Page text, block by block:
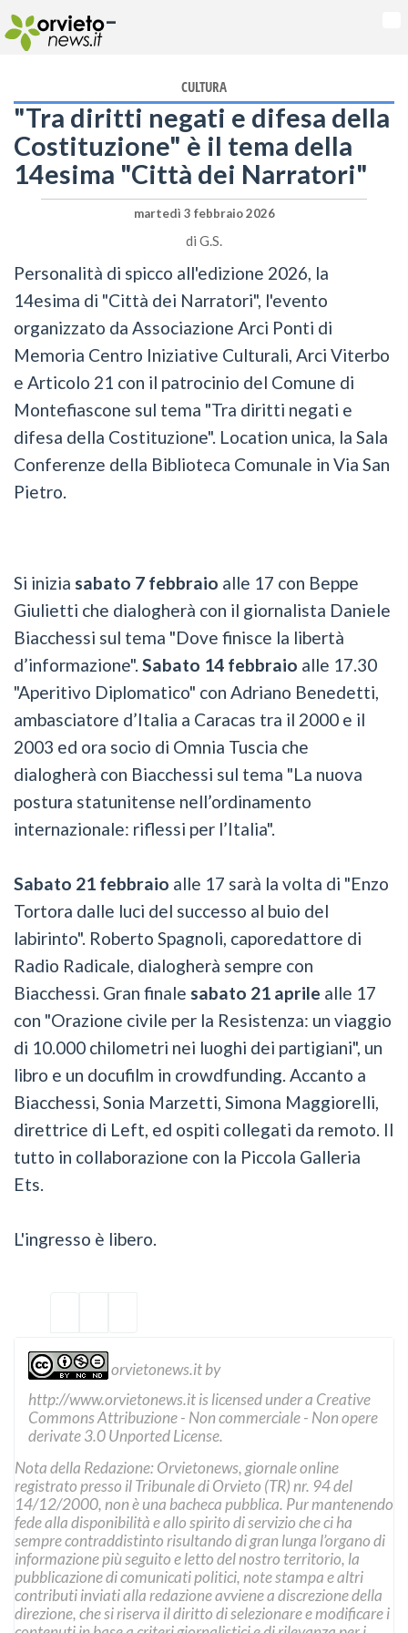
-
CULTURA
"Tra diritti negati e difesa della
Costituzione" è il tema della
14esima "Città dei Narratori"
martedì 3 febbraio 2026
di G.S.
Personalità di spicco all'edizione 2026, la
14esima di "Città dei Narratori", l'evento
organizzato da Associazione Arci Ponti di
Memoria Centro Iniziative Culturali, Arci Viterbo
e Articolo 21 con il patrocinio del Comune di
Montefiascone sul tema "Tra diritti negati e
difesa della Costituzione". Location unica, la Sala
Conferenze della Biblioteca Comunale in Via San
Pietro.
Si inizia sabato 7 febbraio alle 17 con Beppe
Giulietti che dialogherà con il giornalista Daniele
Biacchessi sul tema "Dove finisce la libertà
d’informazione". Sabato 14 febbraio alle 17.30
"Aperitivo Diplomatico" con Adriano Benedetti,
ambasciatore d’Italia a Caracas tra il 2000 e il
2003 ed ora socio di Omnia Tuscia che
dialogherà con Biacchessi sul tema "La nuova
postura statunitense nell’ordinamento
internazionale: riflessi per l’Italia".
Sabato 21 febbraio alle 17 sarà la volta di "Enzo
Tortora dalle luci del successo al buio del
labirinto". Roberto Spagnoli, caporedattore di
Radio Radicale, dialogherà sempre con
Biacchessi. Gran finale sabato 21 aprile alle 17
con "Orazione civile per la Resistenza: un viaggio
di 10.000 chilometri nei luoghi dei partigiani", un
libro e un docufilm in crowdfunding. Accanto a
Biacchessi, Sonia Marzetti, Simona Maggiorelli,
direttrice di Left, ed ospiti collegati da remoto. Il
tutto in collaborazione con la Piccola Galleria
Ets.
L'ingresso è libero.
orvietonews.itby
http://www.orvietonews.itis licensed under a Creative
Commons Attribuzione - Non commerciale - Non opere
derivate 3.0 Unported License.
Nota della Redazione: Orvietonews, giornale online
registrato presso il Tribunale di Orvieto (TR) nr. 94 del
14/12/2000, non è una bacheca pubblica. Pur mantenendo
fede alla disponibilità e allo spirito di servizio che ci ha
sempre contraddistinto risultando di gran lunga l’organo di
informazione più seguito e letto del nostro territorio, la
pubblicazione di comunicati politici, note stampa e altri
contributi inviati alla redazione avviene a discrezione della
direzione, che si riserva il diritto di selezionare e modificare i